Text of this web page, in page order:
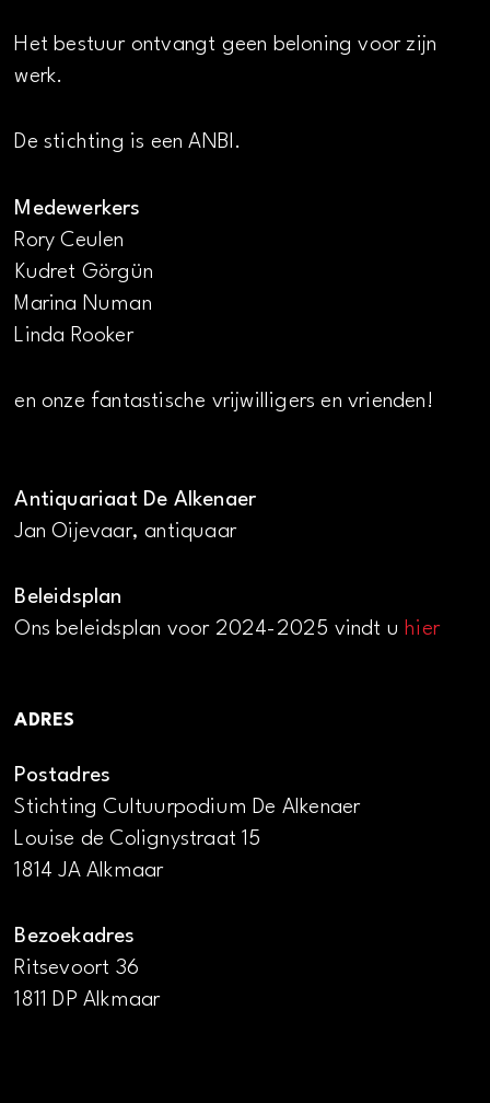
Het bestuur ontvangt geen beloning voor zijn
werk.
De stichting is een ANBI.
Medewerkers
Rory Ceulen
Kudret Görgün
Marina Numan
Linda Rooker
en onze fantastische vrijwilligers en vrienden!
Antiquariaat De Alkenaer
Jan Oijevaar, antiquaar
Beleidsplan
Ons beleidsplan voor 2024-2025 vindt uhier
ADRES
Postadres
Stichting Cultuurpodium De Alkenaer
Louise de Colignystraat 15
1814 JA Alkmaar
Bezoekadres
Ritsevoort 36
1811 DP Alkmaar